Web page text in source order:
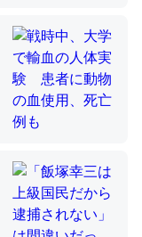
に覗いてる。ぼ
Googleマップで
中かが分かるので
。ITツール導入で